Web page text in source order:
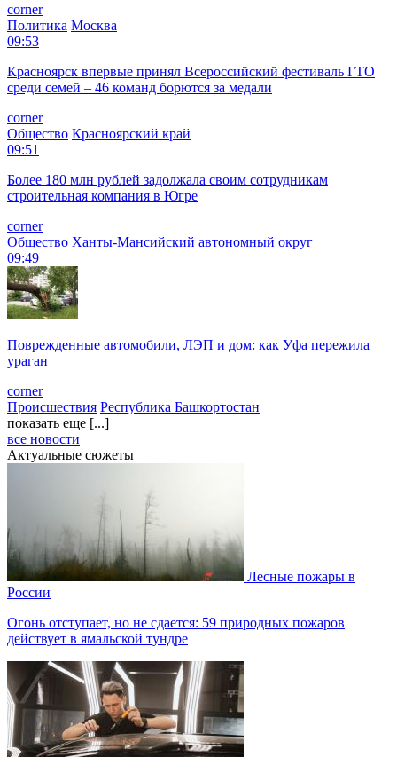
corner
Политика Москва
09:53
Красноярск впервые принял Всероссийский фестиваль ГТО
среди семей – 46 команд борются за медали
corner
Общество Красноярский край
09:51
Более 180 млн рублей задолжала своим сотрудникам
строительная компания в Югре
corner
Общество Ханты-Мансийский автономный округ
09:49
Поврежденные автомобили, ЛЭП и дом: как Уфа пережила
ураган
corner
Происшествия Республика Башкортостан
показать еще [...]
все новости
Актуальные сюжеты
Лесные пожары в
России
Огонь отступает, но не сдается: 59 природных пожаров
действует в ямальской тундре